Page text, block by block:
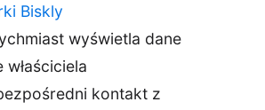
Biskly
wyświetla dane
kontakt z